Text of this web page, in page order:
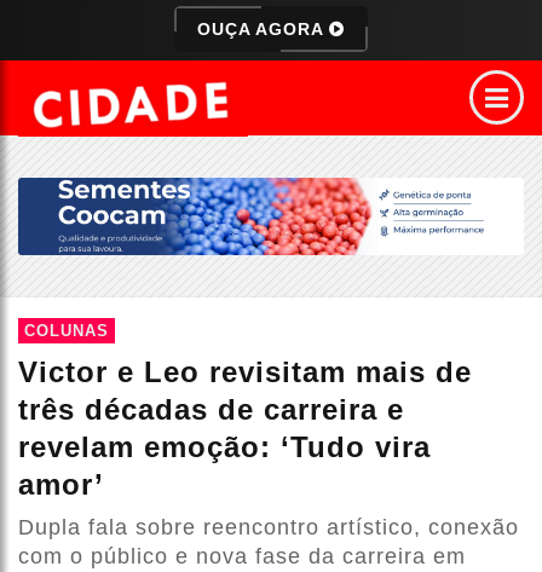
OUÇA AGORA
COLUNAS
Victor e Leo revisitam mais de
três décadas de carreira e
revelam emoção: ‘Tudo vira
amor’
Dupla fala sobre reencontro artístico, conexão
com o público e nova fase da carreira em